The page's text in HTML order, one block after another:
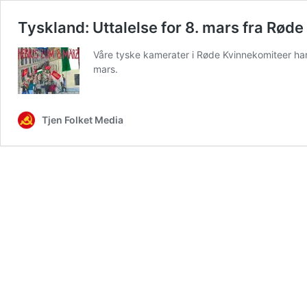
Tyskland: Uttalelse for 8. mars fra
Våre tyske kamerater i Røde Kvinnekomiteer
mars.
Tjen Folket Media